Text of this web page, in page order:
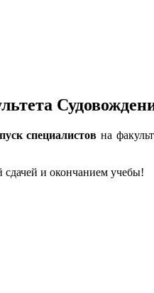
специалистовна
и окончанием учебы!